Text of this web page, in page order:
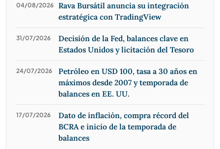
04/08/2026
Rava Bursátil anuncia su integración
estratégica con TradingView
31/07/2026
Decisión de la Fed, balances clave en
Estados Unidos y licitación del Tesoro
24/07/2026
Petróleo en USD 100, tasa a 30 años en
máximos desde 2007 y temporada de
balances en EE. UU.
17/07/2026
Dato de inflación, compra récord del
BCRA e inicio de la temporada de
balances